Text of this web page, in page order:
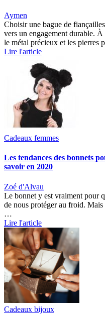
Aymen
Choisir une bague de
vers un engagement durable.
le métal précieux et les pierres
Lire l'article
Cadeaux femmes
Les tendances des bonnets
savoir en 2020
Zoé d'Alvau
Le bonnet y est vraiment pour
de nous protéger au froid.
…
Lire l'article
Cadeaux bijoux